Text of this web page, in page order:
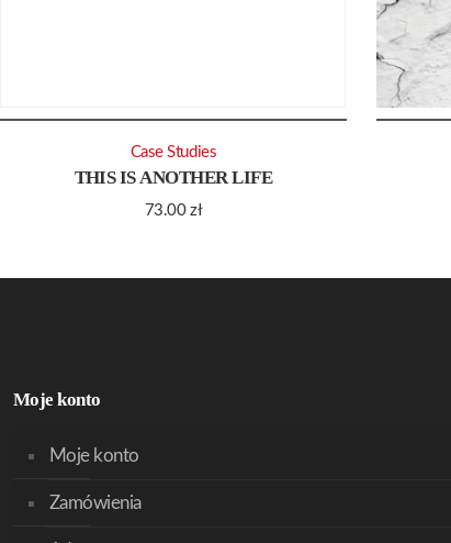
THIS IS ANOTHER LIFE
73.00zł
Case Studies
Moje konto
Moje konto
Zamówienia